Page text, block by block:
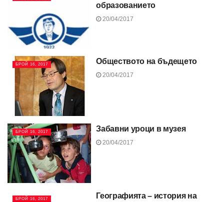
образованието
20/04/2017
БРОЙ 16, 2017 Обществото на бъдещето
20/04/2017
БРОЙ 16, 2017 Забавни уроци в музея
20/04/2017
БРОЙ 16, 2017
Географията – история на